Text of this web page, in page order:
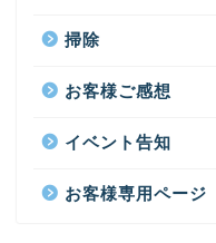
掃除
お客様ご感想
イベント告知
お客様専用ページ